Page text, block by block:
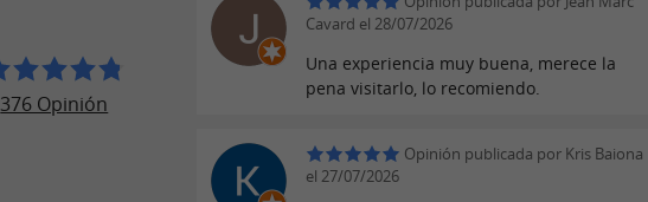
376 Opinión
Cavard el 28/07/2026
Una experiencia muy buena, merece la
pena visitarlo, lo recomiendo.
Opinión publicada por Kris Baiona
el 27/07/2026